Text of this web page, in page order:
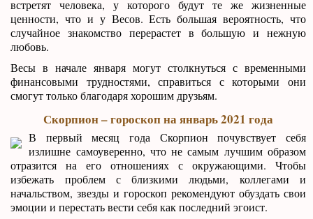
встретят человека, у которого будут те же жизненные
ценности, что и у Весов. Есть большая вероятность, что
случайное знакомство перерастет в большую и нежную
любовь.
Весы в начале января могут столкнуться с временными
финансовыми трудностями, справиться с которыми они
смогут только благодаря хорошим друзьям.
Скорпион – гороскоп на январь 2021 года
В первый месяц года Скорпион почувствует себя
излишне самоуверенно, что не самым лучшим образом
отразится на его отношениях с окружающими. Чтобы
избежать проблем с близкими людьми, коллегами и
начальством, звезды и гороскоп рекомендуют обуздать свои
эмоции и перестать вести себя как последний эгоист.